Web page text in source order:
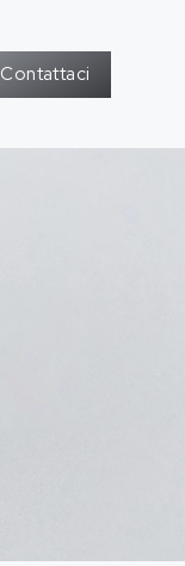
Contattaci